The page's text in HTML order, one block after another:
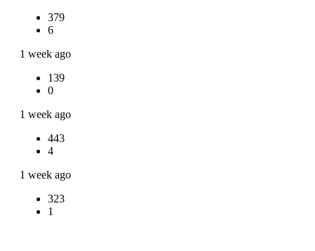
379
6
1 week ago
139
0
1 week ago
443
4
1 week ago
323
1